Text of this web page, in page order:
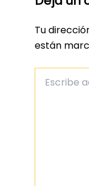
Tu
están
aquí...